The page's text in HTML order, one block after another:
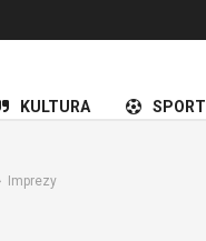
KULTURA SPORT
Imprezy